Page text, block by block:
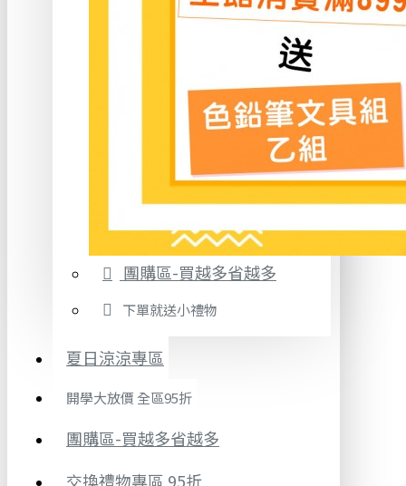
團購區-買越多省越多
下單就送小禮物
夏日涼涼專區
開學大放價 全區95折
團購區-買越多省越多
交換禮物專區 95折